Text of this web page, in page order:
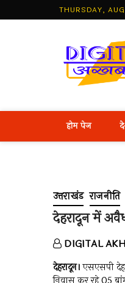
to
THURSDAY,
होम पेज
उत्तराखंड राजनीति
देहरादून में
DIGITAL
देहरादून।एसएसपी